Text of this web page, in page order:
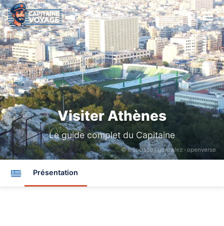
Visiter Athènes
Le guide complet du Capitaine
© francisco.j.gonzalez · openverse
Présentation